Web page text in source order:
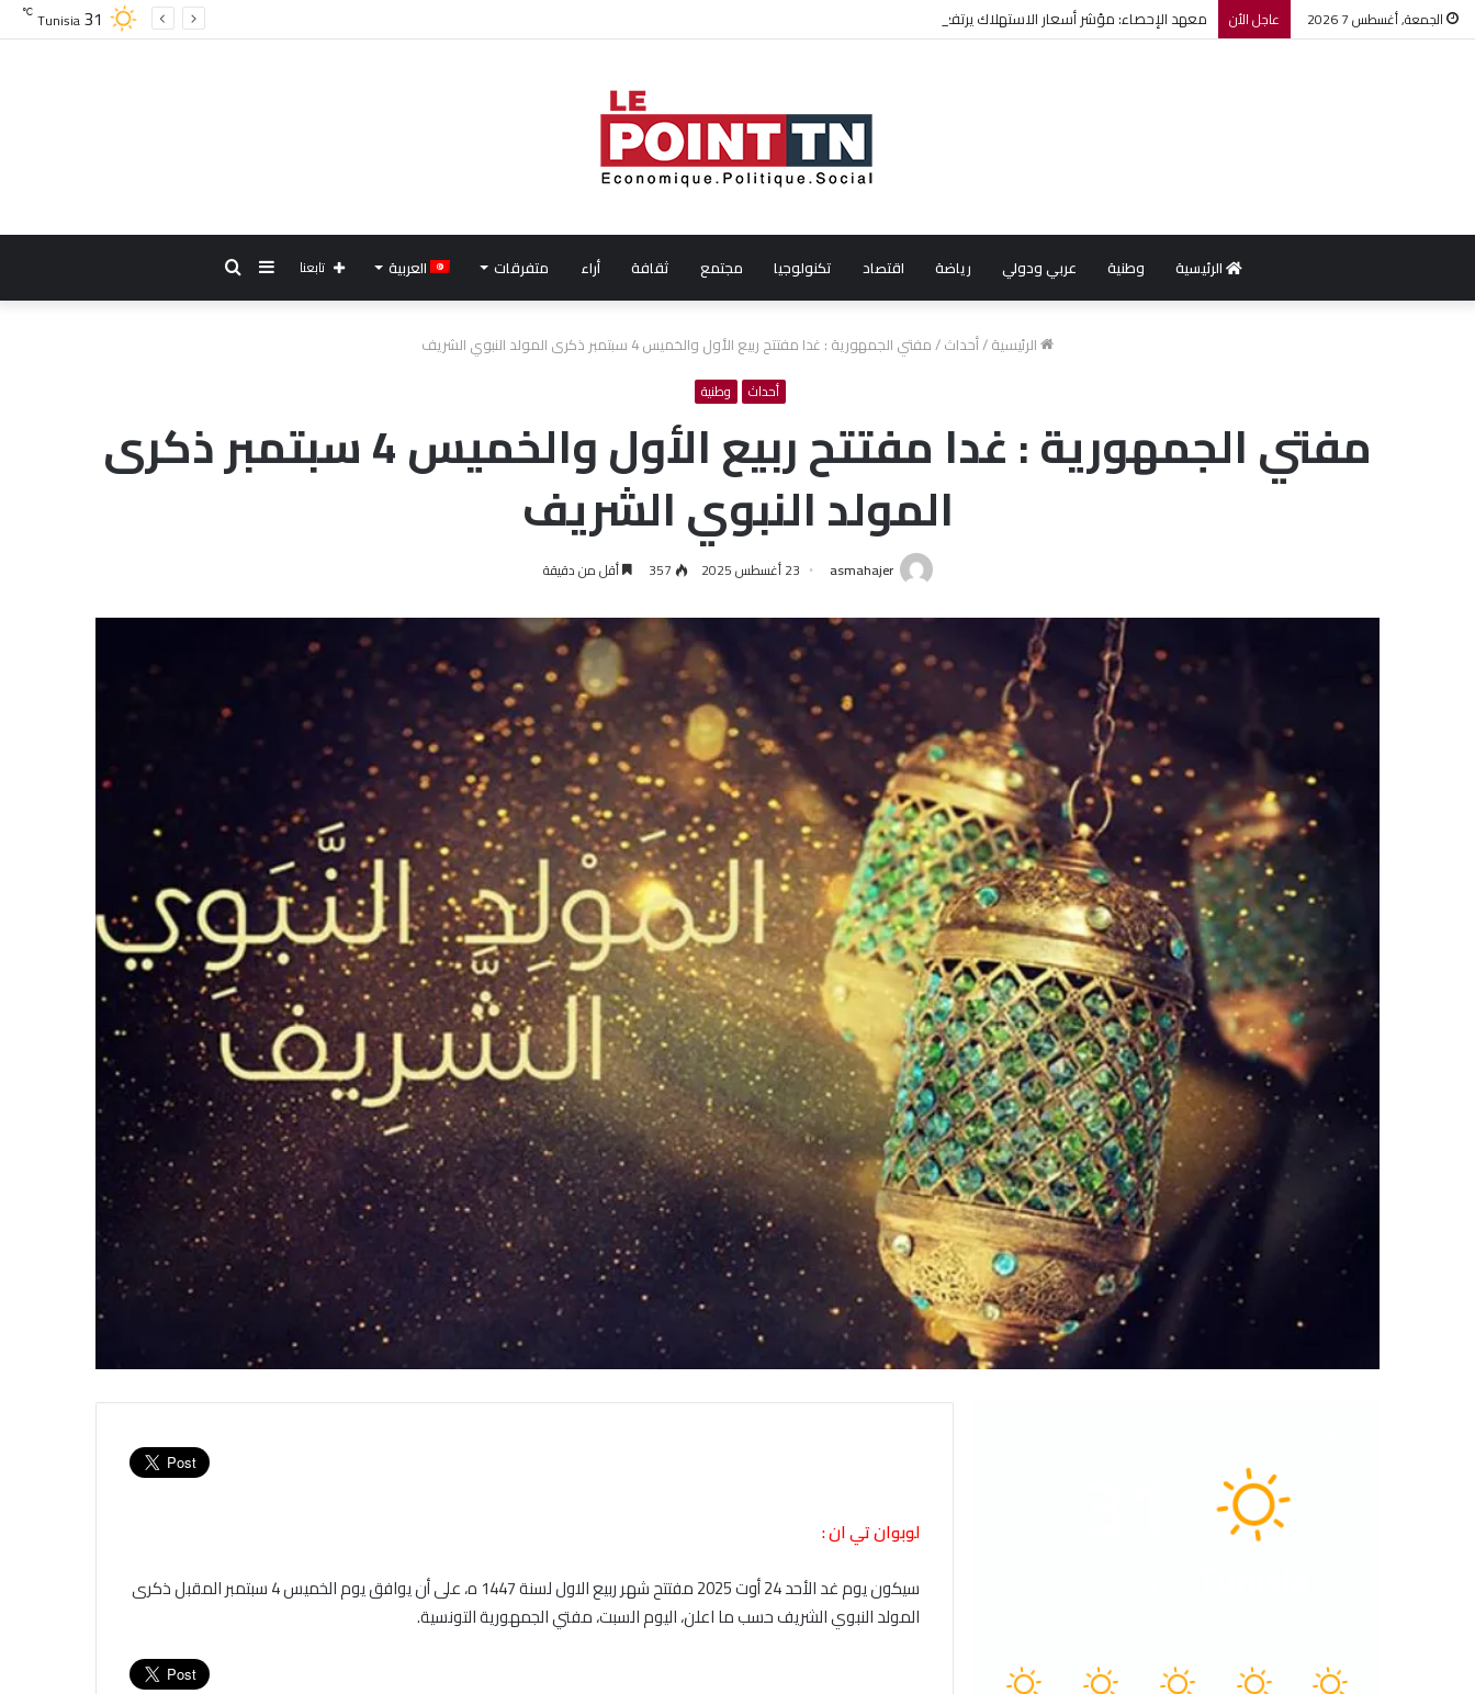
الجمعة, أغسطس 7 2026 عاجل الأن معهد الإحصاء: مؤشر أسعار الاستهلاك يرتفع بنسبة 0,2% خلال شهر جويلية 2026 Tunisia31
℃
الرئيسية وطنية عربي ودولي رياضة اقتصاد تكنولوجيا مجتمع ثقافة أراء متفرقات العربية
بحثإضافة
تابعنا
الرئيسية/أحداث/مفتي الجمهورية : غدا مفتتح ربيع الأول والخميس 4 سبتمبر ذكرى المولد النبوي الشريف
أحداث وطنية
مفتي الجمهورية : غدا مفتتح ربيع الأول والخميس 4 سبتمبر ذكرى
المولد النبوي الشريف
asmahajer 23 أغسطس 2025 357 أقل من دقيقة
لوبوان تي ان :
سيكون يوم غد الأحد 24 أوت 2025 مفتتح شهر ربيع الاول لسنة 1447 ه، على أن يوافق يوم الخميس 4 سبتمبر المقبل ذكرى
المولد النبوي الشريف حسب ما اعلن، اليوم السبت، مفتي الجمهورية التونسية.